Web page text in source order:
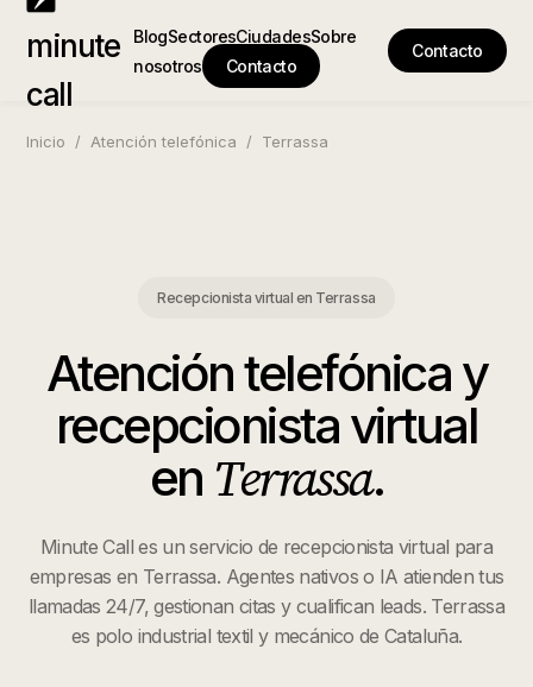
minute
call
BlogSectoresCiudadesSobre
nosotros
Contacto
Contacto
Inicio / Atención telefónica / Terrassa
Recepcionista virtual en Terrassa
Atención telefónica y
recepcionista virtual
en Terrassa.
Minute Call es un servicio de recepcionista virtual para
empresas en Terrassa. Agentes nativos o IA atienden tus
llamadas 24/7, gestionan citas y cualifican leads. Terrassa
es polo industrial textil y mecánico de Cataluña.